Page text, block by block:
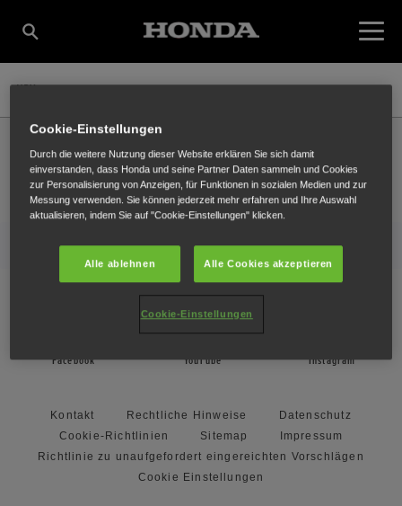
HRX
Honda Rasen und Garten Produkte
Kontakt Händler Broschüren
Mehr von Honda
Finden Sie uns
Facebook YouTube Instagram
Kontakt Rechtliche Hinweise
Datenschutz
Cookie-Richtlinien
Sitemap
Impressum
Richtlinie zu unaufgefordert eingereichten Vorschlägen
Cookie Einstellungen
Cookie-Einstellungen
Durch die weitere Nutzung dieser Website erklären Sie sich damit
einverstanden, dass Honda und seine Partner Daten sammeln und Cookies
zur Personalisierung von Anzeigen, für Funktionen in sozialen Medien und zur
Messung verwenden. Sie können jederzeit mehr erfahren und Ihre Auswahl
aktualisieren, indem Sie auf "Cookie-Einstellungen" klicken.
Alle ablehnen Alle Cookies akzeptieren
Cookie-Einstellungen